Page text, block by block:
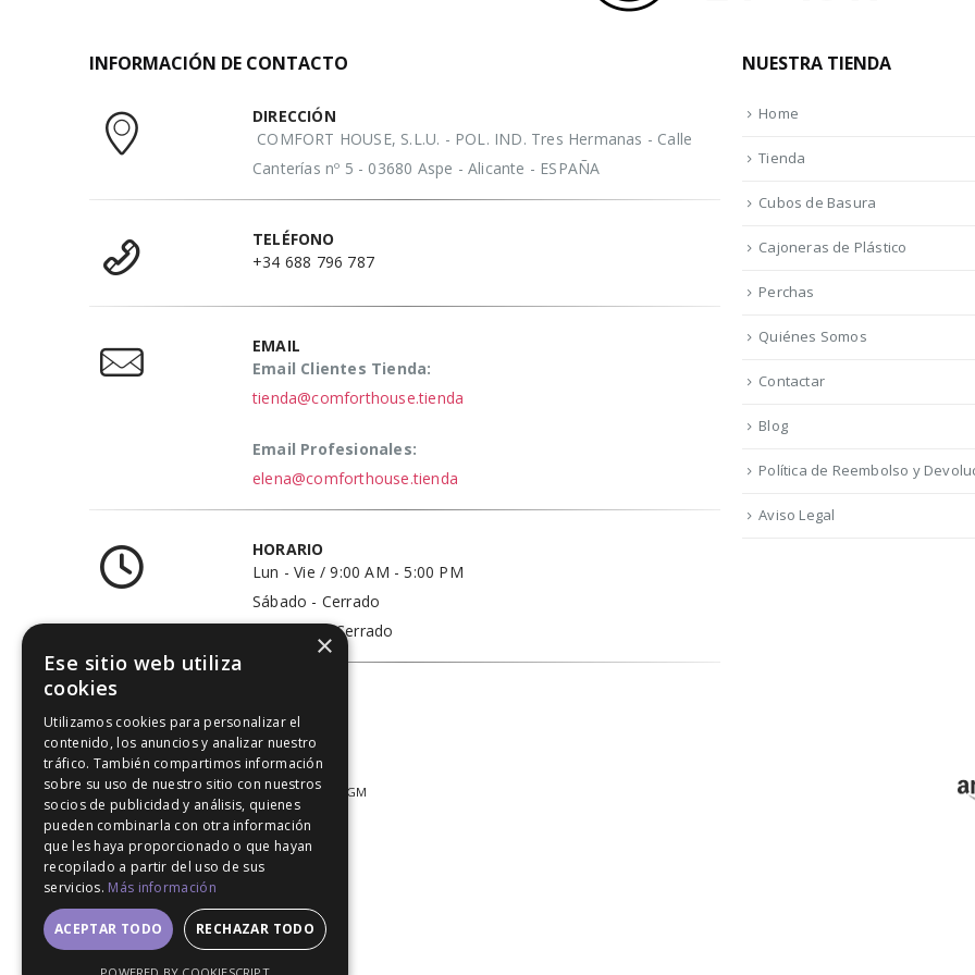
INFORMACIÓN DE CONTACTO
DIRECCIÓN
COMFORT HOUSE, S.L.U. - POL. IND. Tres Hermanas - Calle
Canterías nº 5 - 03680 Aspe - Alicante - ESPAÑA
TELÉFONO
+34 688 796 787
EMAIL
Email Clientes Tienda:
tienda@comforthouse.tienda
Email Profesionales:
elena@comforthouse.tienda
HORARIO
Lun - Vie / 9:00 AM - 5:00 PM
Sábado - Cerrado
Domingo - Cerrado
NUESTRA TIENDA
Home
Tienda
Cubos de Basura
Cajoneras de Plástico
Perchas
Quiénes Somos
Contactar
Blog
Política de Reembolso y
Aviso Legal
© 2020. All Rights Reserved │ Developed LGM
×
Ese sitio web utiliza
cookies
Utilizamos cookies para personalizar el
contenido, los anuncios y analizar nuestro
tráfico. También compartimos información
sobre su uso de nuestro sitio con nuestros
socios de publicidad y análisis, quienes
pueden combinarla con otra información
que les haya proporcionado o que hayan
recopilado a partir del uso de sus
servicios. Más información
ACEPTAR TODO RECHAZAR TODO